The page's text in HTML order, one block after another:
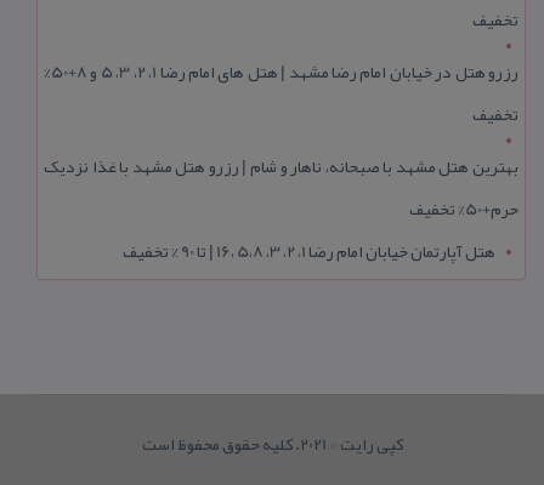
تخفیف
رزرو هتل در خیابان امام رضا مشهد | هتل‌ های امام رضا 1، 2، 3، 5 و 8+50%
تخفیف
بهترین هتل مشهد با صبحانه، ناهار و شام | رزرو هتل مشهد با غذا نزدیک
حرم+50% تخفیف
هتل آپارتمان خیابان امام رضا 1، 2، 3، 5،8 ،16 | تا 90 % تخفیف
کپی رایت © 2021. کلیه حقوق محفوظ است